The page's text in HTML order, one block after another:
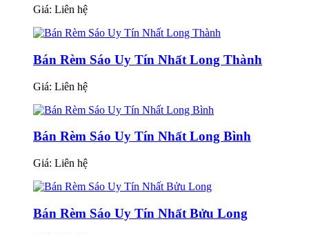
Giá: Liên hệ
Bán Rèm Sáo Uy Tín Nhất Long Thành
Giá: Liên hệ
Bán Rèm Sáo Uy Tín Nhất Long Bình
Giá: Liên hệ
Bán Rèm Sáo Uy Tín Nhất Bửu Long